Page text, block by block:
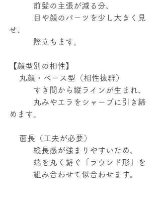
前髪の主張が減る分、
目や顔のパーツを少し大きく見
せ、
際立ちます。
【顔型別の相性】
丸顔・ベース型（相性抜群）
すき間から縦ラインが生まれ、
丸みやエラをシャープに引き締
めます。
面長（工夫が必要）
縦長感が強まりやすいため、
端を丸く繋ぐ「ラウンド形」を
組み合わせて似合わせます。